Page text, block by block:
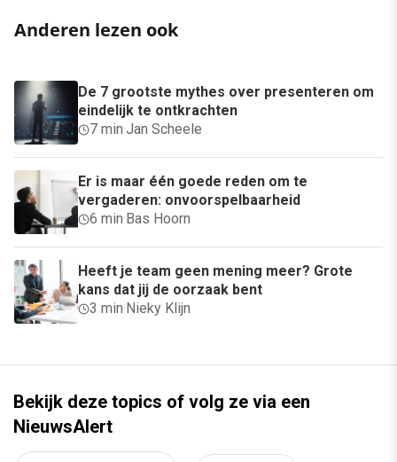
Anderen lezen ook
De 7 grootste mythes over presenteren om
eindelijk te ontkrachten
7 min·Jan Scheele
Er is maar één goede reden om te
vergaderen: onvoorspelbaarheid
6 min· Bas Hoorn
Heeft je team geen mening meer? Grote
kans dat jij de oorzaak bent
3 min· Nieky Klijn
Bekijk deze topics of volg ze via een
NieuwsAlert